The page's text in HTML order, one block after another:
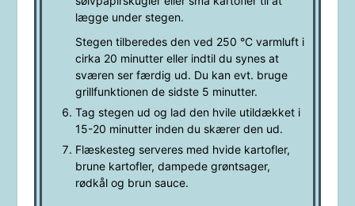
lægge under stegen.
Stegen tilberedes den ved 250 °C varmluft i
cirka 20 minutter eller indtil du synes at
sværen ser færdig ud. Du kan evt. bruge
grillfunktionen de sidste 5 minutter.
Tag stegen ud og lad den hvile utildækket i
15-20 minutter inden du skærer den ud.
Flæskesteg serveres med hvide kartofler,
brune kartofler, dampede grøntsager,
rødkål og brun sauce.